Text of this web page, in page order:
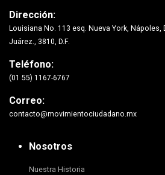
Dirección:
Louisiana No. 113 esq. Nueva York, Nápoles,
Juárez., 3810, D.F.
Teléfono:
(01 55) 1167-6767
Correo:
contacto@movimientociudadano.mx
Nosotros
Nuestra Historia